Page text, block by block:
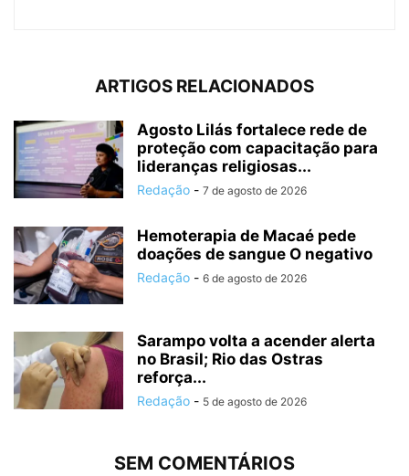
ARTIGOS RELACIONADOS
Agosto Lilás fortalece rede de
proteção com capacitação para
lideranças religiosas...
Redação - 7 de agosto de 2026
Hemoterapia de Macaé pede
doações de sangue O negativo
Redação - 6 de agosto de 2026
Sarampo volta a acender alerta
no Brasil; Rio das Ostras
reforça...
Redação - 5 de agosto de 2026
SEM COMENTÁRIOS